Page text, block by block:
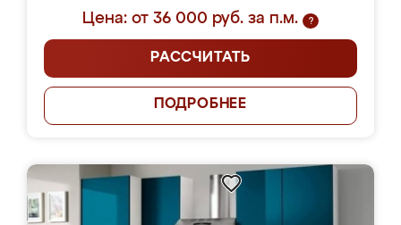
Цена: от 36 000 руб. за п.м.
?
РАССЧИТАТЬ
ПОДРОБНЕЕ